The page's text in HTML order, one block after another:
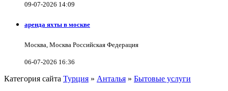
09-07-2026 14:09
аренда яхты в москве
Москва, Москва Российская Федерация
06-07-2026 16:36
Категория сайта Турция » Анталья » Бытовые услуги